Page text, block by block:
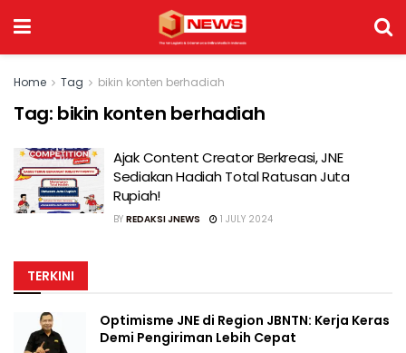
Home Tag bikin konten berhadiah
Tag: bikin konten berhadiah
Ajak Content Creator Berkreasi, JNE
Sediakan Hadiah Total Ratusan Juta
Rupiah!
BY REDAKSI JNEWS 1 JULY 2024
TERKINI
Optimisme JNE di Region JBNTN: Kerja Keras
Demi Pengiriman Lebih Cepat